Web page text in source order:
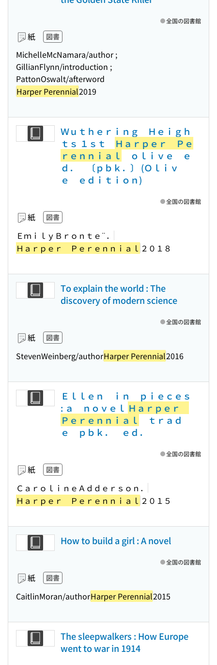
紙 図書
MichelleMcNamara/author ;
GillianFlynn/introduction ;
PattonOswalt/afterword
Harper Perennial2019
全国の図書館
Ｗｕｔｈｅｒｉｎｇ Ｈｅｉｇｈ
ｔｓ １ｓｔ
Ｈａｒｐｅｒ Ｐｅ
ｒｅｎｎｉａｌ
ｏｌｉｖｅ ｅ
ｄ． 〔ｐｂｋ．〕 (Ｏｌｉｖ
ｅ ｅｄｉｔｉｏｎ)
紙 図書
ＥｍｉｌｙＢｒｏｎｔｅ¨．
Ｈａｒｐｅｒ Ｐｅｒｅｎｎｉａｌ ２０１８
全国の図書館
To explain the world : The
discovery of modern science
紙 図書
StevenWeinberg/authorHarper Perennial2016
全国の図書館
Ｅｌｌｅｎ ｉｎ ｐｉｅｃｅｓ
: ａ ｎｏｖｅｌ Ｈａｒｐｅｒ
Ｐｅｒｅｎｎｉａｌ
ｔｒａｄ
ｅ ｐｂｋ． ｅｄ．
紙 図書
ＣａｒｏｌｉｎｅＡｄｄｅｒｓｏｎ．
Ｈａｒｐｅｒ Ｐｅｒｅｎｎｉａｌ ２０１５
全国の図書館
How to build a girl : A novel
紙 図書
CaitlinMoran/authorHarper Perennial2015
全国の図書館
The sleepwalkers : How Europe
went to war in 1914